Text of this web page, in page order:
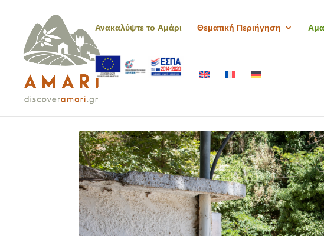
Ανακαλύψτε το Αμάρι Θεματική Περιήγηση